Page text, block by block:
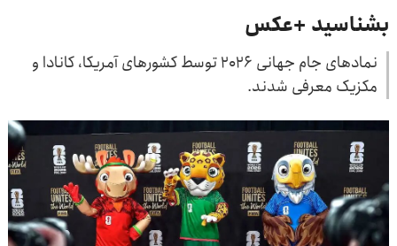
بشناسید +عکس
نمادهای جام جهانی ۲۰۲۶ توسط کشورهای آمریکا، کانادا و
مکزیک معرفی شدند.